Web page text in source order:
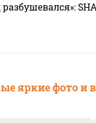
разбушевался»:
яркие фото и